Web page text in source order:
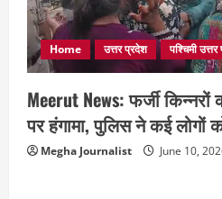
Home उत्तर प्रदेश पश्चिमी
Meerut News: फर्जी
पर हंगामा, पुलिस ने कई लोगों
Megha Journalist June 10,